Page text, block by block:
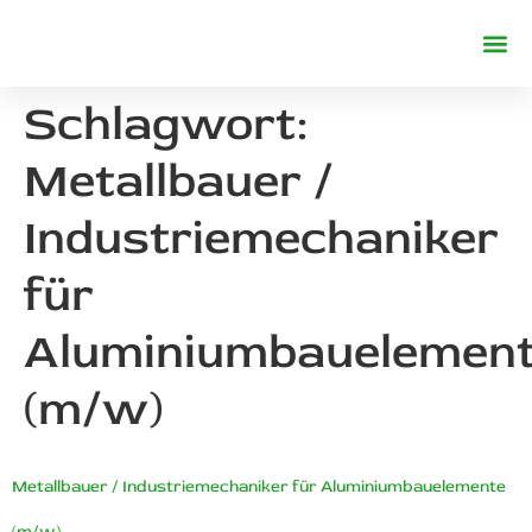
Schlagwort:
Metallbauer /
Industriemechaniker
für
(m/w)
Metallbauer / Industriemechaniker für Aluminiumbauelemente